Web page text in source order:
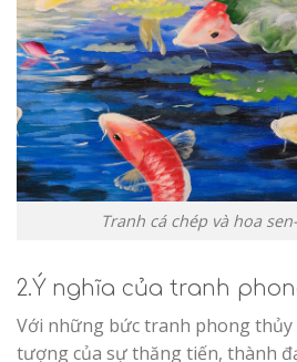
Tranh cá chép và hoa
2.Ý nghĩa của tranh
Với những bức tranh phong thủy
tượng của sự thăng tiến, thành